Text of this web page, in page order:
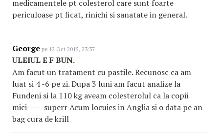
medicamentele pt colesterol care sunt foarte
periculoase pt ficat, rinichi si sanatate in general.
George pe 12 Oct 2015, 23:37
ULEIUL E F BUN.
Am facut un tratament cu pastile. Recunosc ca am
luat si 4 -6 pe zi. Dupa 3 luni am facut analize la
Fundeni si la 110 kg aveam colesterolul ca la copii
mici-----superr Acum locuies in Anglia si o data pe an
bag cura de krill